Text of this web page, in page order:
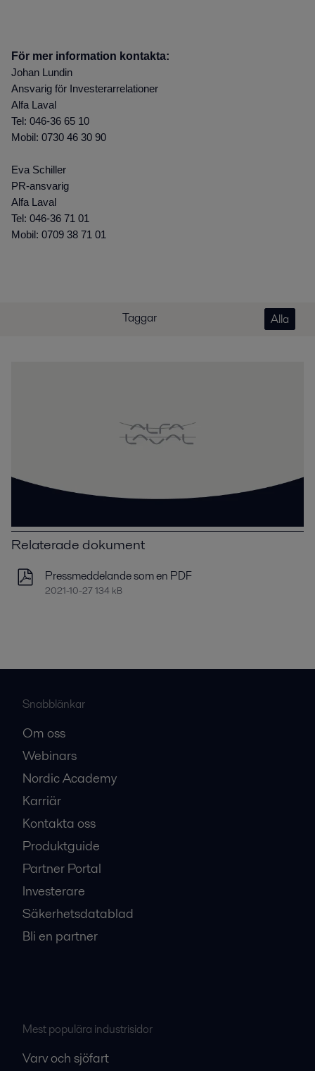
För mer information kontakta:
Johan Lundin
Ansvarig för Investerarrelationer
Alfa Laval
Tel: 046-36 65 10
Mobil: 0730 46 30 90
Eva Schiller
PR-ansvarig
Alfa Laval
Tel: 046-36 71 01
Mobil: 0709 38 71 01
Taggar Alla
Relaterade dokument
Pressmeddelande som en PDF
2021-10-27 134 kB
Snabblänkar
Om oss
Webinars
Nordic Academy
Karriär
Kontakta oss
Produktguide
Partner Portal
Investerare
Säkerhetsdatablad
Bli en partner
Mest populära industrisidor
Varv och sjöfart